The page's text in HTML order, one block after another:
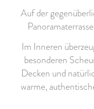
Auf der
Im Inneren
besonderen
Decken und
warme,